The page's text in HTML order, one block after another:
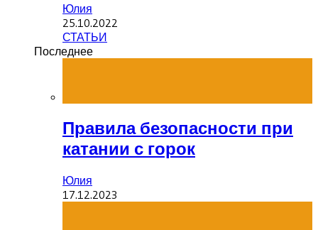
Юлия
25.10.2022
СТАТЬИ
Последнее
Правила безопасности при
катании с горок
Юлия
17.12.2023